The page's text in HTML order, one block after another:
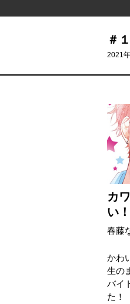
＃
2021
カ
い！
春藤
かわ
生の
バイ
た！